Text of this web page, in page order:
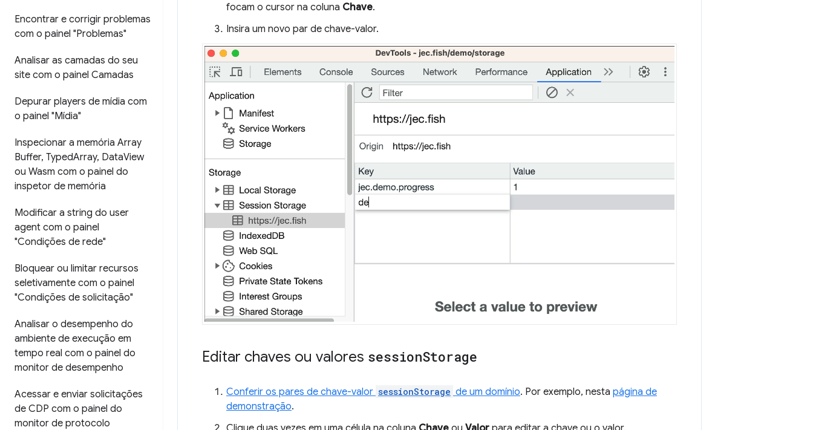
Encontrar e corrigir problemas
com o painel "Problemas"
Analisar as camadas do seu
site com o painel Camadas
Depurar players de mídia com
o painel "Mídia"
Inspecionar a memória Array
Buffer, TypedArray, DataView
ou Wasm com o painel do
inspetor de memória
Modificar a string do user
agent com o painel
"Condições de rede"
Bloquear ou limitar recursos
seletivamente com o painel
"Condições de solicitação"
Analisar o desempenho do
ambiente de execução em
tempo real com o painel do
monitor de desempenho
Acessar e enviar solicitações
de CDP com o painel do
monitor de protocolo
focam o cursor na coluna Chave.
Insira um novo par de chave-valor.
Editar chaves ou valores sessionStorage
Conferir os pares de chave-valor sessionStorage de um domínio. Por exemplo, nesta página de
demonstração.